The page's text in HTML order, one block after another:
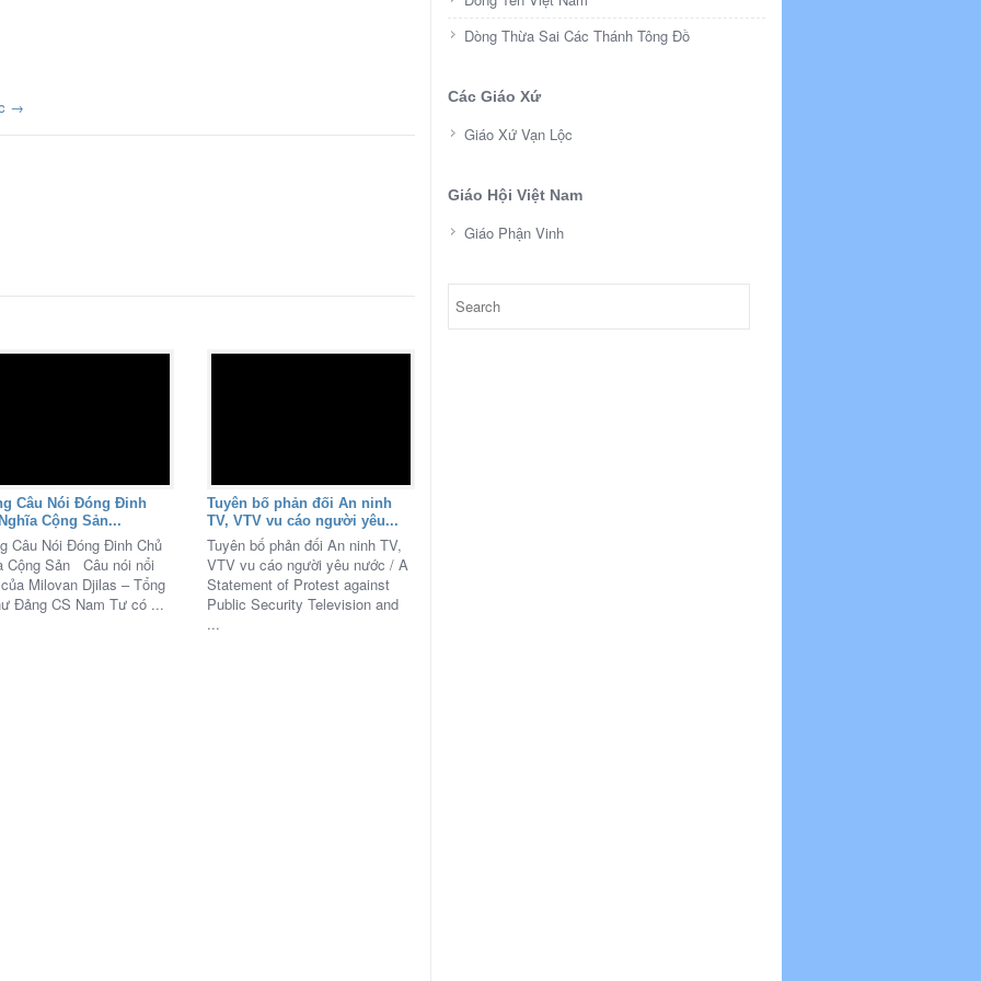
→
Câu Nói Đóng Đinh
Cộng Sản...
Câu Nói Đóng Đinh Chủ
Cộng Sản Câu nói nổi
Milovan Djilas – Tổng
Đảng CS Nam Tư có ...
Tuyên bố phản đối An ninh
TV, VTV vu cáo người yêu...
Tuyên bố phản đối An ninh TV,
VTV vu cáo người yêu nước / A
Statement of Protest against
Public Security Television and
...
Dòng Thừa Sai Các Thánh Tông Đồ
Các Giáo Xứ
Giáo Xứ Vạn Lộc
Giáo Hội Việt Nam
Giáo Phận Vinh